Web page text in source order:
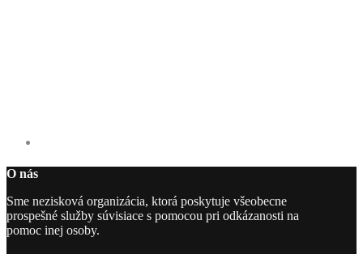
O nás
Sme nezisková organizácia, ktorá poskytuje všeobecne
prospešné služby súvisiace s pomocou pri odkázanosti na
pomoc inej osoby.